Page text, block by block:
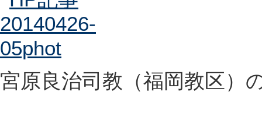
宮原良治司教（福岡教区）